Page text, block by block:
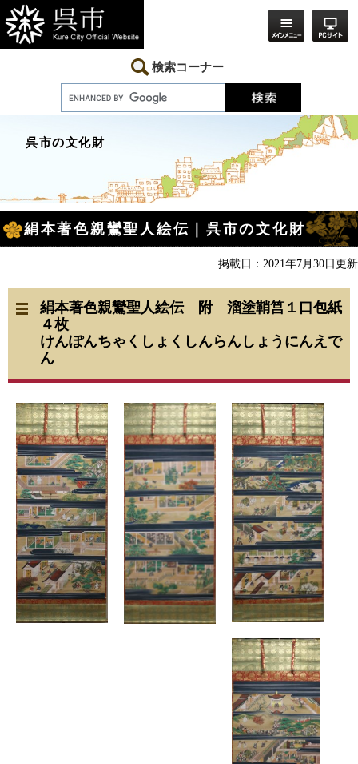
ー
ジ
の
ニ
ュ
ー
検索コーナー
呉市の文化財
文
絹本著色親鸞聖人絵伝｜呉市の文化財
掲載日：2021年7月30日更新
絹本著色親鸞聖人絵伝 附 溜塗鞘筥１口包紙
４枚
けんぽんちゃくしょくしんらんしょうにんえで
ん